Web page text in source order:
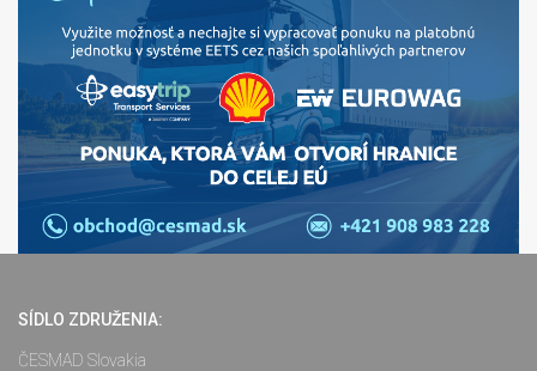
SÍDLO ZDRUŽENIA:
ČESMAD Slovakia